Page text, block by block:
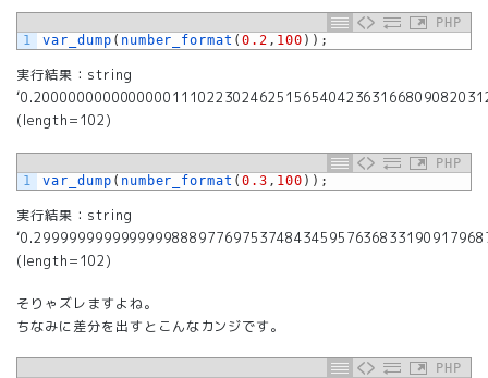
PHP
1
var_dump ( number_format (0.2 , 100 ) ) ;
実行結果：string
(length=102)
PHP
1
var_dump ( number_format (0.3 , 100 ) ) ;
実行結果：string
(length=102)
そりゃズレますよね。
ちなみに差分を出すとこんなカンジです。
PHP